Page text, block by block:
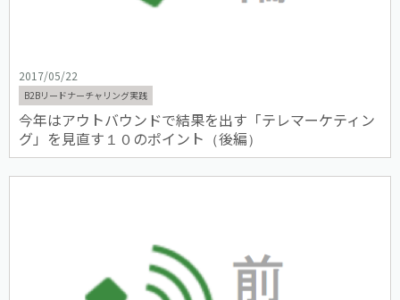
2017/05/22
B2Bリードナーチャリング実践
今年はアウトバウンドで結果を出す「テレマーケティン
グ」を見直す１０のポイント（後編）